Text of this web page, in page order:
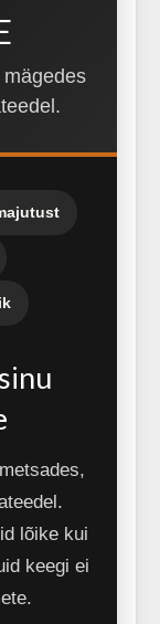
lõike kui
keegi ei